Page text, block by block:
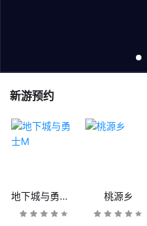
新游预约
地下城与勇士M 桃源乡